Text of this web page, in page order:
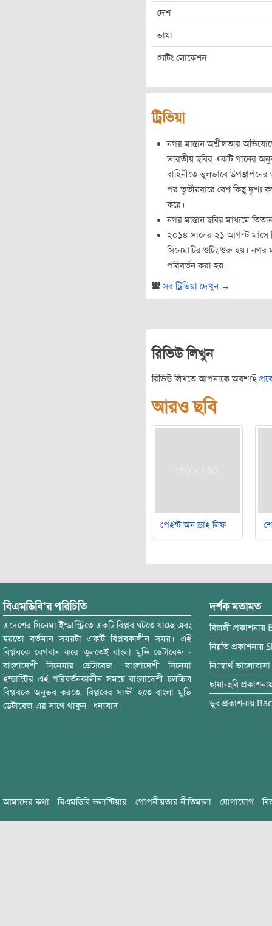
দেশ
ভাষা
শ্যুটিং লোকেশন
ট্রিভিয়া
নগর মাস্তান অশ্লীলতার
ভারতীয় ছবির একটি গানের
বাহিনীতে ভুলভাবে
পর তৃতীয়বারে বেশ কিছু দৃশ্য
করে।
নগর মাস্তান ছবির মাধ্যমে
২০১৪ সালের ২১ আগস্ট মাসে
সিনেমাটির শুটিং শুরু হয়। নগর
পরিবর্তন করা হয়।
সব ট্রিভিয়া দেখুন →
রিভিউ লিখুন
রিভিউ লিখতে আপনাকে অবশ্যই
আরও ছবি
পেইন্ট অন ড্রাই লিফ
বিএমডিবি’র পরিচিতি
এদেশের সিনেমা ইন্ডাস্ট্রিতে একটি বিপ্লব ঘটতে যাচ্ছে এবং
হয়তো বর্তমান সময়টা একটি বিপ্লবকালীন সময়। এই
বিপ্লবকে বেগবান করে তুলতেই বাংলা মুভি ডেটাবেজ -
বাংলাদেশী সিনেমার ডেটাবেজ। বাংলাদেশী সিনেমা
ইন্ডাস্ট্রির এই পরিবর্তনকালীন সময়ে বাংলাদেশী চলচ্চিত্র
বিপ্লবকে অনুভব করতে, বিপ্লবের সাক্ষী হতে বাংলা মুভি
ডেটাবেজ এর সাথে থাকুন। ধন্যবাদ।
দর্শক মতামত
বিজলী প্রকাশনায়
নিয়তি প্রকাশনায়
নিঃস্বার্থ ভালোবাসা
ছায়া-ছবি
ডুব প্রকাশনায়
আমাদের কথা বিএমডিবি ভলান্টিয়ার গোপনীয়তার নীতিমালা যোগাযোগ